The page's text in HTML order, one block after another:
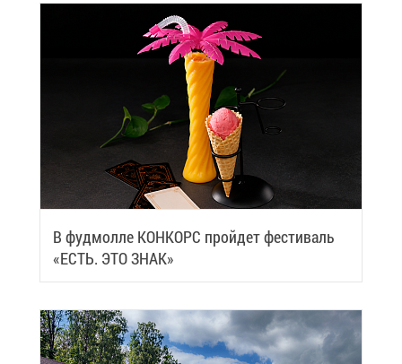
В фуд­мол­ле КОН­КОРС прой­дет фе­сти­валь
«ЕСТЬ. ЭТО ЗНАК»